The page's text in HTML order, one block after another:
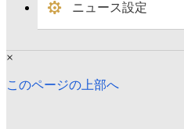
ニュース設定
×
このページの上部へ